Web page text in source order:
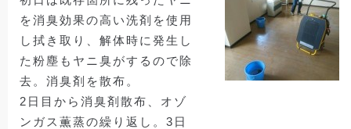
を消臭効果の高い洗剤を使用
し拭き取り、解体時に発生し
た粉塵もヤニ臭がするので除
去。消臭剤を散布。
2日目から消臭剤散布、オゾ
ンガス薫蒸の繰り返し。3日